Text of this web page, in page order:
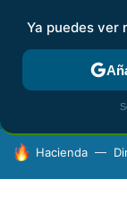
FISCALIDAD Y
HOY SE HABLA
Hacienda
Ya puedes ver